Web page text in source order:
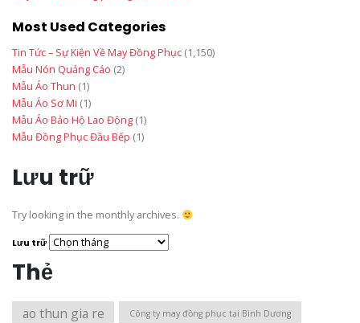
Most Used Categories
Tin Tức – Sự Kiện Về May Đồng Phục (1,150)
Mẫu Nón Quảng Cáo (2)
Mẫu Áo Thun (1)
Mẫu Áo Sơ Mi (1)
Mẫu Áo Bảo Hộ Lao Động (1)
Mẫu Đồng Phục Đầu Bếp (1)
Lưu trữ
Try looking in the monthly archives.
Lưu trữ
Thẻ
ao thun gia re Công ty may đồng phục tại Bình Dương